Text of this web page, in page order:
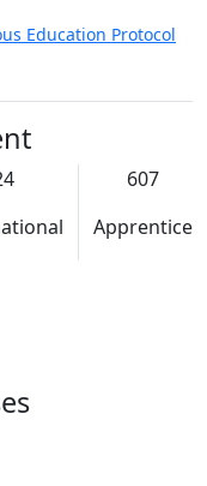
Education Protocol
607
Apprentice